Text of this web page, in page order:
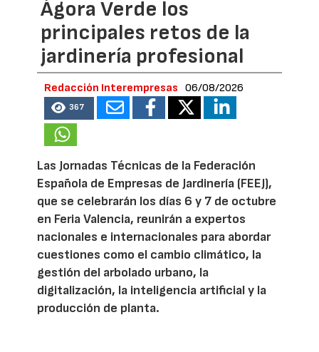
Ágora Verde los
principales retos de la
jardinería profesional
Redacción Interempresas 06/08/2026
367
Las Jornadas Técnicas de la Federación
Española de Empresas de Jardinería (FEEJ),
que se celebrarán los días 6 y 7 de octubre
en Feria Valencia, reunirán a expertos
nacionales e internacionales para abordar
cuestiones como el cambio climático, la
gestión del arbolado urbano, la
digitalización, la inteligencia artificial y la
producción de planta.